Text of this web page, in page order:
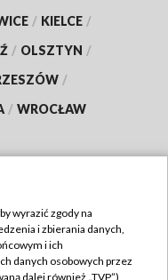
/ KIELCE /
/ OLSZTYN /
/
/ WROCŁAW
wyrazić zgody na
i zbierania danych,
i ich
danych osobowych przez
dalej również „TVP”),